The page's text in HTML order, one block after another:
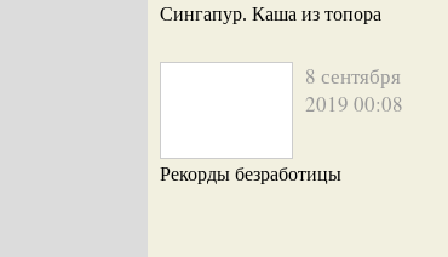
Сингапур. Каша из топора
8 сентября
2019 00:08
Рекорды безработицы